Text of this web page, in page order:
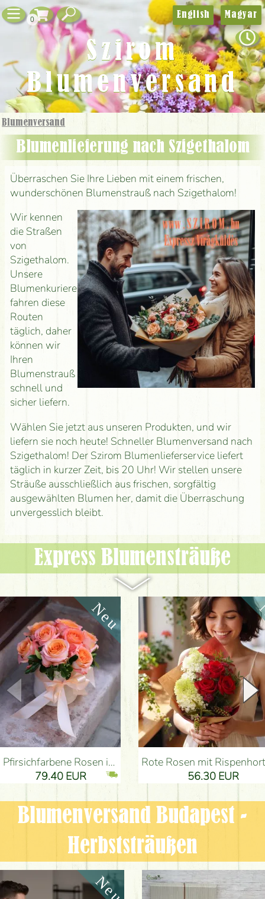
0
Blumenversand
Blumenlieferung nach Szigethalom
Überraschen Sie Ihre Lieben mit einem frischen,
wunderschönen Blumenstrauß nach Szigethalom!
Wir kennen
die Straßen
von
Szigethalom.
Unsere
Blumenkuriere
fahren diese
Routen
täglich, daher
können wir
Ihren
Blumenstrauß
schnell und
sicher liefern.
Wählen Sie jetzt aus unseren Produkten, und wir
liefern sie noch heute! Schneller Blumenversand nach
Szigethalom! Der Szirom Blumenlieferservice liefert
täglich in kurzer Zeit, bis 20 Uhr! Wir stellen unsere
Sträuße ausschließlich aus frischen, sorgfältig
ausgewählten Blumen her, damit die Überraschung
unvergesslich bleibt.
Express Blumen­sträuße
Pfirsichfarbene Rosen in einer eleganten plüsch Zylinderbox (9 Stiele) - Blumenlieferung Budapest
79.40 EUR
Rote Rosen mit Rispenhortensien und kleinen Blumen - Blumenlieferung
56.30 EUR
Blumenversand Budapest -
Herbststräußen
English Magyar
Szirom
Blumenversand